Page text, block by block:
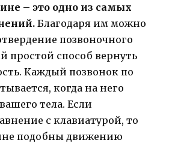
– это одно из самых
Благодаря им можно
позвоночного
простой способ вернуть
Каждый позвонок по
когда на него
тела. Если
с клавиатурой, то
подобны движению